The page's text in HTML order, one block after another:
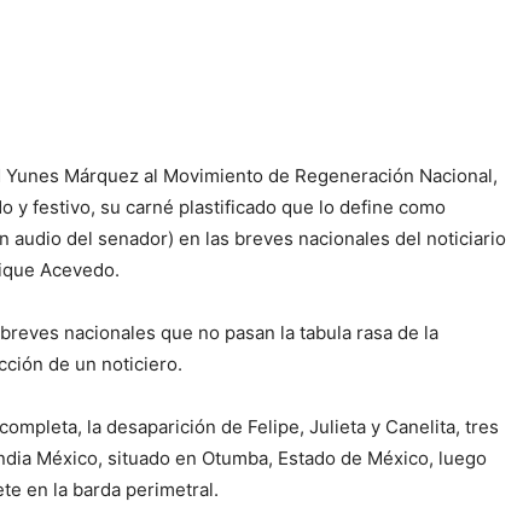
Márquez al Movimiento de Regeneración Nacional,
y festivo, su carné plastificado que lo define como
audio del senador) en las breves nacionales del noticiario
Acevedo.
nacionales que no pasan la tabula rasa de la
de un noticiero.
la desaparición de Felipe, Julieta y Canelita, tres
México, situado en Otumba, Estado de México, luego
en la barda perimetral.